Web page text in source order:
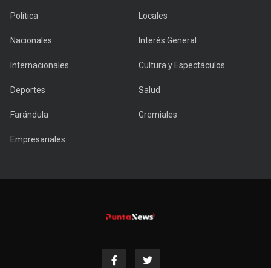
Política Locales
Nacionales Interés General
Internacionales Cultura y Espectáculos
Deportes Salud
Farándula Gremiales
Empresariales